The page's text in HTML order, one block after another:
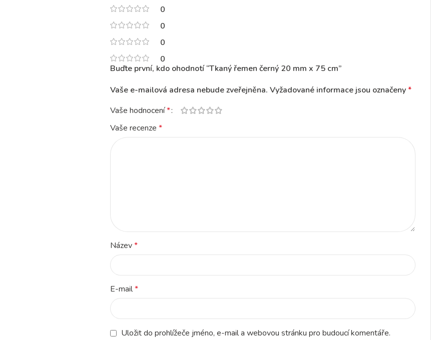
0
0
0
0
Buďte první, kdo ohodnotí “Tkaný řemen černý 20 mm x 75 cm”
Vaše e-mailová adresa nebude zveřejněna. Vyžadované informace jsou označeny*
Vaše hodnocení*
Vaše recenze *
Název*
E-mail*
Uložit do prohlížeče jméno, e-mail a webovou stránku pro budoucí komentáře.